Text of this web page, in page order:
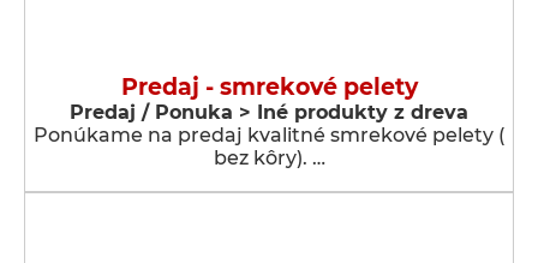
Predaj - smrekové pelety
Predaj / Ponuka > Iné produkty z dreva
Ponúkame na predaj kvalitné smrekové pelety (
bez kôry). …